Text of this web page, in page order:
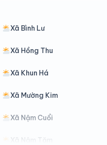
Xã Bình Lư
Xã Hồng Thu
Xã Khun Há
Xã Mường Kim
Xã Nậm Cuổi
Xã Nậm Tăm